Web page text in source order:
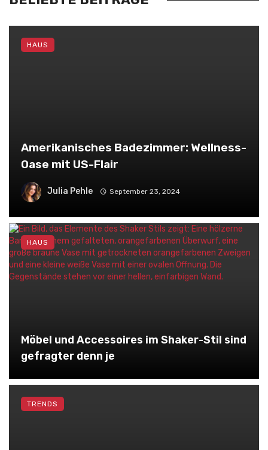
Amerikanisches Badezimmer: Wellness-
Oase mit US-Flair
Julia Pehle September 23, 2024
HAUS
Möbel und Accessoires im Shaker-Stil sind
gefragter denn je
HAUS
TRENDS